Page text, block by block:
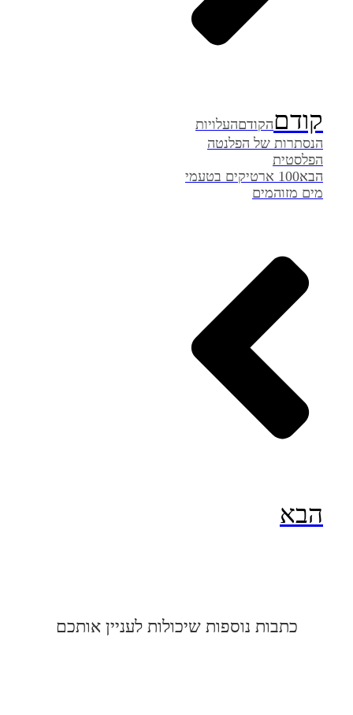
קודםהקודםהעלויות
הנסתרות של הפלנטה
הפלסטית
הבא
100 ארטיקים בטעמי
מים מזוהמים
הבא
כתבות נוספות שיכולות לעניין אותכם